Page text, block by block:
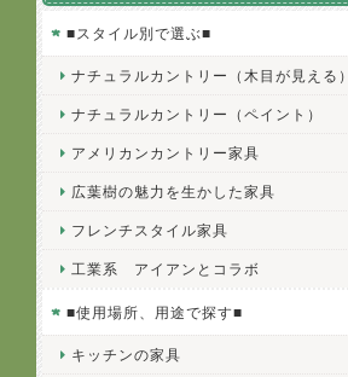
■スタイル別で選ぶ■
ナチュラルカントリー（木目が見える）
ナチュラルカントリー（ペイント）
アメリカンカントリー家具
広葉樹の魅力を生かした家具
フレンチスタイル家具
工業系 アイアンとコラボ
■使用場所、用途で探す■
キッチンの家具